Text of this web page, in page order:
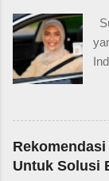
Untuk Solusi